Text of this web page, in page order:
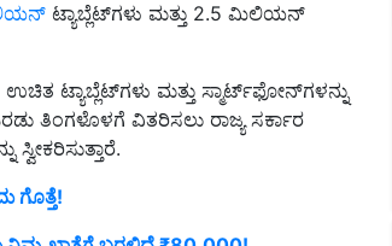
ಟ್ಯಾಬ್ಲೆಟ್‌ಗಳು ಮತ್ತು 2.5 ಮಿಲಿಯನ್
ಟ್ಯಾಬ್ಲೆಟ್‌ಗಳು ಮತ್ತು ಸ್ಮಾರ್ಟ್‌ಫೋನ್‌ಗಳನ್ನು
ತಿಂಗಳೊಳಗೆ ವಿತರಿಸಲು ರಾಜ್ಯ ಸರ್ಕಾರ